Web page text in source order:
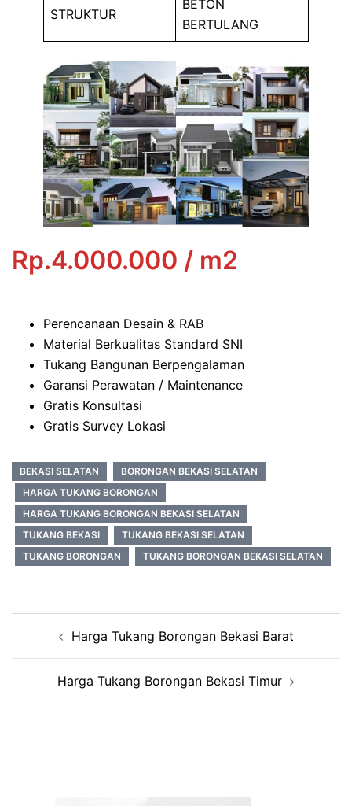
STRUKTUR
BETON
BERTULANG
Rp.4.000.000 / m2
Perencanaan Desain & RAB
Material Berkualitas Standard SNI
Tukang Bangunan Berpengalaman
Garansi Perawatan / Maintenance
Gratis Konsultasi
Gratis Survey Lokasi
BEKASI SELATAN
BORONGAN BEKASI SELATAN
HARGA TUKANG BORONGAN
HARGA TUKANG BORONGAN BEKASI SELATAN
TUKANG BEKASI
TUKANG BEKASI SELATAN
TUKANG BORONGAN
TUKANG BORONGAN BEKASI SELATAN
navigationHarga Tukang Borongan Bekasi Barat
Harga Tukang Borongan Bekasi Timur